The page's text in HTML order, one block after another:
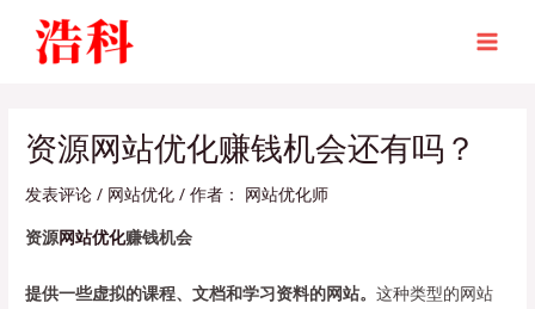
资源网站优化赚钱机会还有吗？
发表评论 / 网站优化 / 作者： 网站优化师
资源网站优化赚钱机会
提供一些虚拟的课程、文档和学习资料的网站。这种类型的网站